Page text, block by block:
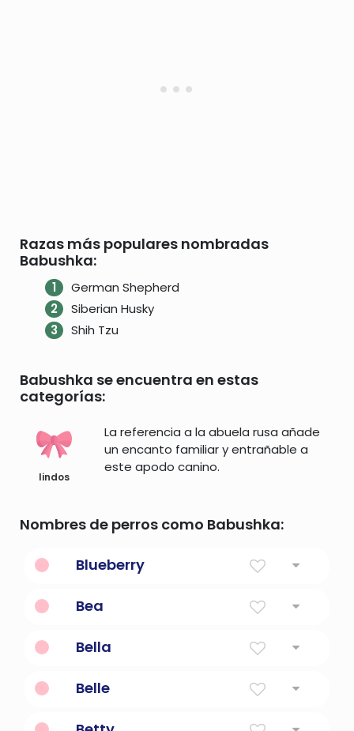
Razas más populares nombradas
Babushka:
German Shepherd
Siberian Husky
Shih Tzu
Babushka se encuentra en estas
categorías:
lindos
La referencia a la abuela rusa añade
un encanto familiar y entrañable a
este apodo canino.
Nombres de perros como Babushka:
Blueberry
género Vaccinium con arándanos
Bea
Bella
Belle